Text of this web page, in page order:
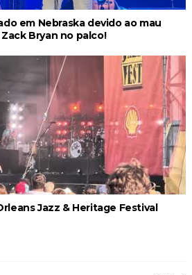
em Nebraska devido ao mau
Bryan no palco!
Jazz & Heritage Festival